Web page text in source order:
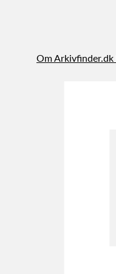
Om Arkivfinder.dk